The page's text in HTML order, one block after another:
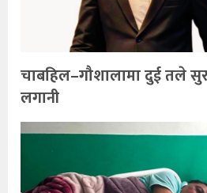
चाबहिल–गौशालामा दुई तले
लगानी